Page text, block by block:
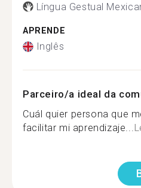
Língua Gestual
APRENDE
Inglês
Parceiro/a ideal da
Cuál quier persona que
facilitar mi aprendizaje...